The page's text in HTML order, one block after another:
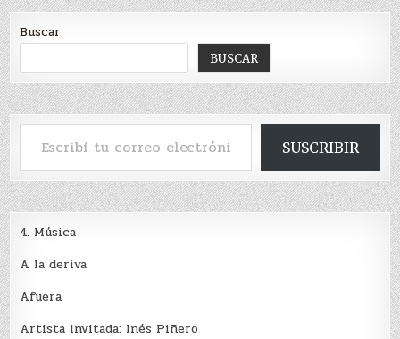
Buscar
BUSCAR
Escribí tu correo electrónico…
SUSCRIBIR
4. Música
A la deriva
Afuera
Artista invitada: Inés Piñero